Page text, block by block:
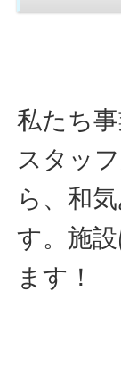
私たち
スタッ
ら、和
す。施
ます！